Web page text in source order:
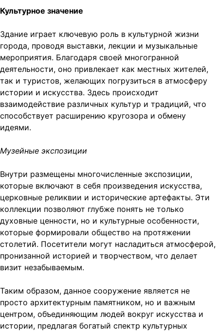
Культурное значение
Здание играет ключевую роль в культурной жизни
города, проводя выставки, лекции и музыкальные
мероприятия. Благодаря своей многогранной
деятельности, оно привлекает как местных жителей,
так и туристов, желающих погрузиться в атмосферу
истории и искусства. Здесь происходит
взаимодействие различных культур и традиций, что
способствует расширению кругозора и обмену
идеями.
Музейные экспозиции
Внутри размещены многочисленные экспозиции,
которые включают в себя произведения искусства,
церковные реликвии и исторические артефакты. Эти
коллекции позволяют глубже понять не только
духовные ценности, но и культурные особенности,
которые формировали общество на протяжении
столетий. Посетители могут насладиться атмосферой,
пронизанной историей и творчеством, что делает
визит незабываемым.
Таким образом, данное сооружение является не
просто архитектурным памятником, но и важным
центром, объединяющим людей вокруг искусства и
истории, предлагая богатый спектр культурных